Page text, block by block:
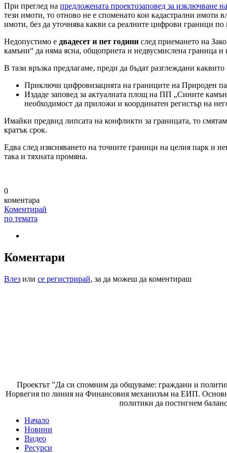
При преглед на предложената проектозаповед за изключване
тези имоти, то отново не е споменато кои кадастрални имоти
имоти, без да уточнява какви са реалните цифрови граници
Недопустимо е двадесет и пет години след приемането на
камъни“ да няма ясна, общоприета и недвусмислена граница
В тази връзка предлагаме, преди да бъдат разглеждани
Приключи цифровизацията на границите на Природен
Издаде заповед за актуалната площ на ПП „Сините
необходимост да приложи и координатен регистър на
Имайки предвид липсата на конфликти за границата, то
кратък срок.
Едва след изясняването на точните граници на целия парк и
така и тяхната промяна.
0
коментара
Коментирай
по темата
Коментари
Влез или се регистрирай, за да можеш да коментираш
Проектът "Да си спомним да общуваме: граждани и
Норвегия по линия на Финансовия механизъм на ЕИП.
политики да постигнем
Основно меню
Начало
Новини
Видео
Ресурси